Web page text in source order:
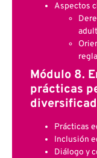
Aspectos
Módulo 8.
prácticas
Prácticas
Inclusión
Diálogo y